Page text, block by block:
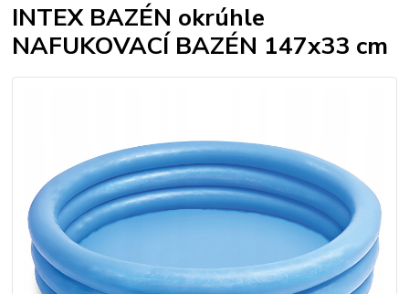
INTEX BAZÉN okrúhle
NAFUKOVACÍ BAZÉN 147x33 cm